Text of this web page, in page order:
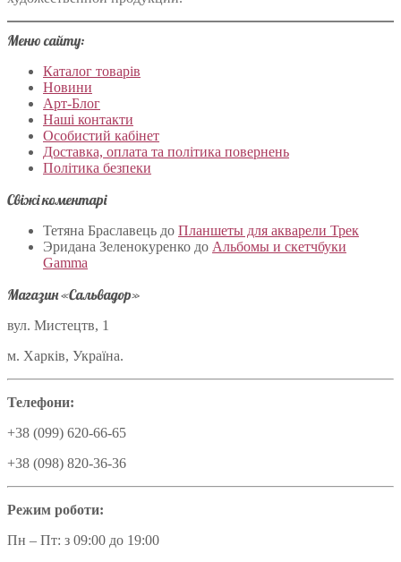
Меню сайту:
Каталог товарів
Новини
Арт-Блог
Наші контакти
Особистий кабінет
Доставка, оплата та політика повернень
Політика безпеки
Свіжі коментарі
Тетяна Браславець до Планшеты для акварели Трек
Эридана Зеленокуренко до Альбомы и скетчбуки
Gamma
Магазин «Сальвадор»
вул. Мистецтв, 1
м. Харків, Україна.
Телефони:
+38 (099) 620-66-65
+38 (098) 820-36-36
Режим роботи:
Пн – Пт: з 09:00 до 19:00